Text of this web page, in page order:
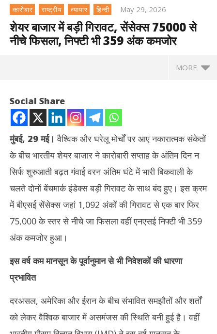
कारोबार राष्ट्रीय व्यापार हिन्दी May 29, 2026
शेयर बाजार में बड़ी गिरावट, सेंसेक्स 75000 से
नीचे फिसला, निफ्टी भी 359 अंक कमजोर
MORE
शेयर बाजार में बड़ी गिरावट, सेंसेक्स 75000 से नीचे फिसला, निफ्टी भी 359 अंक
कमजोर
May
29,
2026
Social Share
मुंबई, 29 मई।वैश्विक और घरेलू मोर्चों पर आए नकारात्मक संकेतों
के बीच भारतीय शेयर बाजार ने कारोबारी सप्ताह के अंतिम दिन न
सिर्फ शुरुआती बढ़त गंवाई वरन अंतिम घंटे में भारी बिकवाली के
चलते दोनों बेंचमार्क इंडेक्स बड़ी गिरावट के साथ बंद हुए। इस क्रम
में बीएसई सेंसेक्स जहां 1,092 अंकों की गिरावट से एक बार फिर
75,000 के स्तर से नीचे जा फिसला वहीं एनएसई निफ्टी भी 359
अंक कमजोर हुआ।
इस वर्ष कम मानसून के पूर्वानुमान से भी निवेशकों की धारणा
प्रभावित
दरअसल, अमेरिका और ईरान के बीच संभावित समझौतों और शर्तों
को लेकर वैश्विक बाजार में असमंजस की स्थिति बनी हुई है। वहीं